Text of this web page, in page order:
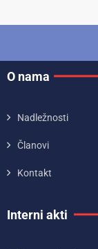
O nama
Nadležnosti
Članovi
Kontakt
Interni akti